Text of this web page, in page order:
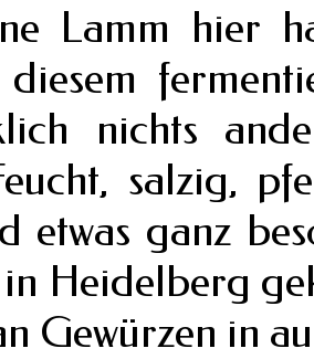
Lamm hier
nichts
salzig,
etwas ganz
in Heidelberg
Gewürzen in